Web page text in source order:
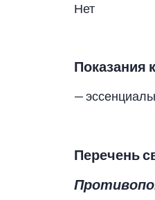
Нет
Показания
—
Перечень